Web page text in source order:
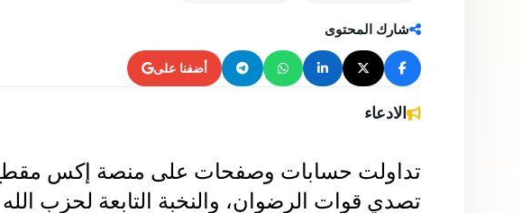
شارك المحتوى
أضفنا على
الادعاء